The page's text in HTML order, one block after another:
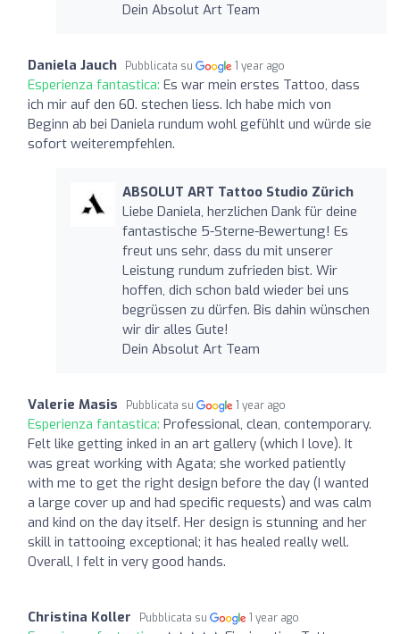
Dein Absolut Art Team
Daniela Jauch Pubblicata su 1 year ago
Esperienza fantastica: Es war mein erstes Tattoo, dass
ich mir auf den 60. stechen liess. Ich habe mich von
Beginn ab bei Daniela rundum wohl gefühlt und würde sie
sofort weiterempfehlen.
ABSOLUT ART Tattoo Studio Zürich
Liebe Daniela, herzlichen Dank für deine
fantastische 5-Sterne-Bewertung! Es
freut uns sehr, dass du mit unserer
Leistung rundum zufrieden bist. Wir
hoffen, dich schon bald wieder bei uns
begrüssen zu dürfen. Bis dahin wünschen
wir dir alles Gute!
Dein Absolut Art Team
Valerie Masis Pubblicata su 1 year ago
Esperienza fantastica: Professional, clean, contemporary.
Felt like getting inked in an art gallery (which I love). It
was great working with Agata; she worked patiently
with me to get the right design before the day (I wanted
a large cover up and had specific requests) and was calm
and kind on the day itself. Her design is stunning and her
skill in tattooing exceptional; it has healed really well.
Overall, I felt in very good hands.
Christina Koller Pubblicata su 1 year ago